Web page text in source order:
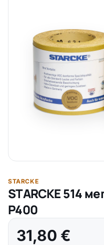
STARCKE
STARCKE 514
P400
31,80 €